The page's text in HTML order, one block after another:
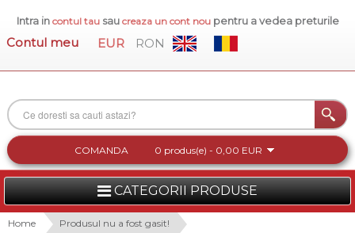
Intra in contul tausau creaza un cont nou pentru a vedea preturile
Contul meu EUR RON
COMANDA 0 produs(e) - 0,00 EUR
CATEGORII PRODUSE
FEMEI
Home Produsul nu a fost gasit!